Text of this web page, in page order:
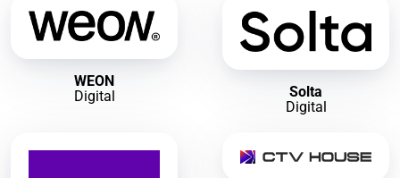
WEON
Digital
Solta
Digital